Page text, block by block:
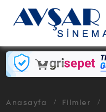
Anasayfa Filmler